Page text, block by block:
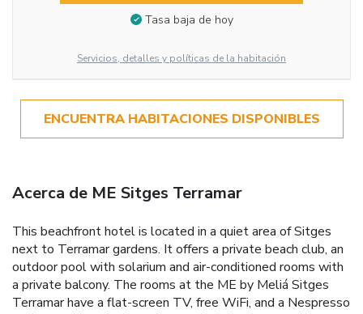
Tasa baja de hoy
Servicios, detalles y políticas de la habitación
ENCUENTRA HABITACIONES DISPONIBLES
Acerca de ME Sitges Terramar
This beachfront hotel is located in a quiet area of Sitges
next to Terramar gardens. It offers a private beach club, an
outdoor pool with solarium and air-conditioned rooms with
a private balcony. The rooms at the ME by Meliá Sitges
Terramar have a flat-screen TV, free WiFi, and a Nespresso